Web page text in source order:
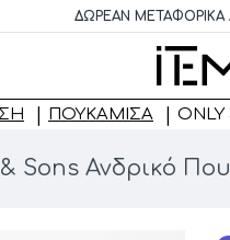
ΔΩΡΕΆΝ
ΠΟΥΚΆΜΙΣΑ
Sοns Ανδρικό